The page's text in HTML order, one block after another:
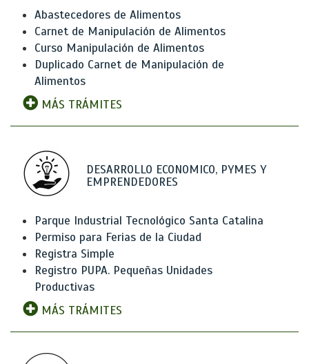
Abastecedores de Alimentos
Carnet de Manipulación de Alimentos
Curso Manipulación de Alimentos
Duplicado Carnet de Manipulación de
Alimentos
MÁS TRÁMITES
DESARROLLO ECONOMICO, PYMES Y
EMPRENDEDORES
Parque Industrial Tecnológico Santa Catalina
Permiso para Ferias de la Ciudad
Registra Simple
Registro PUPA. Pequeñas Unidades
Productivas
MÁS TRÁMITES